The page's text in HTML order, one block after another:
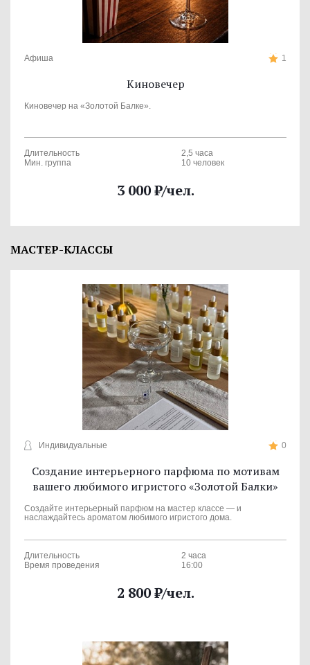
Афиша 1
Киновечер
Киновечер на «Золотой Балке».
Длительность
2,5 часа
Мин. группа
10 человек
3 000₽/чел.
МАСТЕР-КЛАССЫ
Индивидуальные 0
Создание интерьерного парфюма по мотивам
вашего любимого игристого «Золотой Балки»
Создайте интерьерный парфюм на мастер классе — и
наслаждайтесь ароматом любимого игристого дома.
Длительность
2 часа
Время проведения
16:00
2 800₽/чел.